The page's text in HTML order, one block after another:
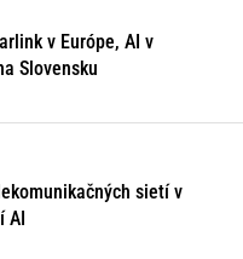
v Európe, AI v
Slovensku
sietí v
AI